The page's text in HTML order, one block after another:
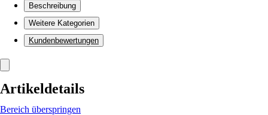
Beschreibung
Weitere Kategorien
Kundenbewertungen
Artikeldetails
Bereich überspringen